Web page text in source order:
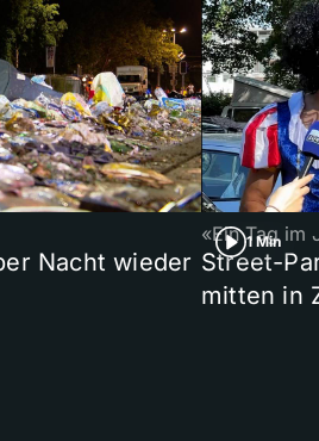
Nacht wieder
1 Min
«Ein Tag im
Street-
mitten in